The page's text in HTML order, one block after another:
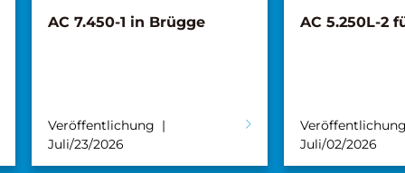
1 in Brügge AC 5.250L-2 für Süderau
Veröffentlichung